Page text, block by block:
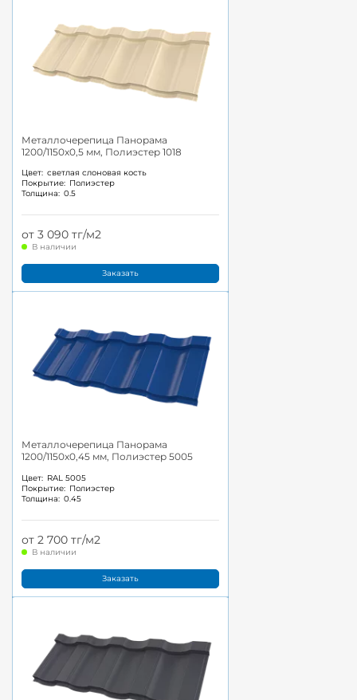
Металлочерепица Панорама
1200/1150x0,5 мм, Полиэстер 1018
Цвет: светлая слоновая кость
Покрытие: Полиэстер
Толщина: 0.5
от 3 090 тг/м2
В наличии
Заказать
Металлочерепица Панорама
1200/1150x0,45 мм, Полиэстер 5005
Цвет: RAL 5005
Покрытие: Полиэстер
Толщина: 0.45
от 2 700 тг/м2
В наличии
Заказать